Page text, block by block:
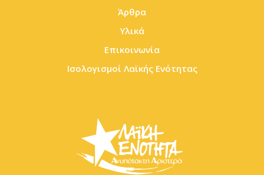
Άρθρα
Υλικά
Επικοινωνία
Ισολογισμοί Λαϊκής Ενότητας